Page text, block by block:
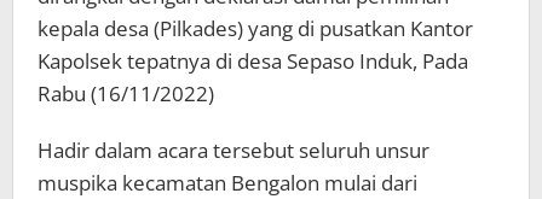
kepala desa (Pilkades) yang di pusatkan Kantor
Kapolsek tepatnya di desa Sepaso Induk, Pada
Rabu (16/11/2022)
Hadir dalam acara tersebut seluruh unsur
muspika kecamatan Bengalon mulai dari